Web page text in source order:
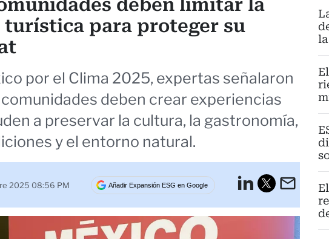
deben limitar la
turística para proteger su
por el Clima 2025, expertas señalaron
comunidades deben crear experiencias
a preservar la cultura, la gastronomía,
y el entorno natural.
2025 08:56 PM Añadir Expansión ESG en Google
LinkedIn